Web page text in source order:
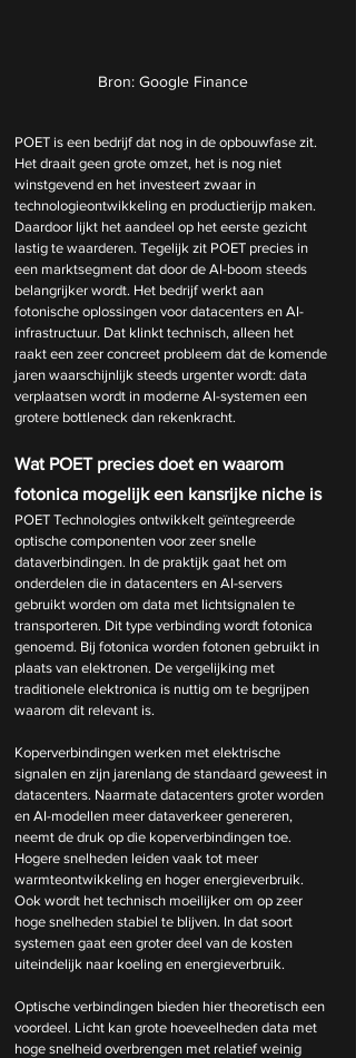
Bron: Google Finance
POET is een bedrijf dat nog in de opbouwfase zit.
Het draait geen grote omzet, het is nog niet
winstgevend en het investeert zwaar in
technologieontwikkeling en productierijp maken.
Daardoor lijkt het aandeel op het eerste gezicht
lastig te waarderen. Tegelijk zit POET precies in
een marktsegment dat door de AI-boom steeds
belangrijker wordt. Het bedrijf werkt aan
fotonische oplossingen voor datacenters en AI-
infrastructuur. Dat klinkt technisch, alleen het
raakt een zeer concreet probleem dat de komende
jaren waarschijnlijk steeds urgenter wordt: data
verplaatsen wordt in moderne AI-systemen een
grotere bottleneck dan rekenkracht.
Wat POET precies doet en waarom
fotonica mogelijk een kansrijke niche is
POET Technologies ontwikkelt geïntegreerde
optische componenten voor zeer snelle
dataverbindingen. In de praktijk gaat het om
onderdelen die in datacenters en AI-servers
gebruikt worden om data met lichtsignalen te
transporteren. Dit type verbinding wordt fotonica
genoemd. Bij fotonica worden fotonen gebruikt in
plaats van elektronen. De vergelijking met
traditionele elektronica is nuttig om te begrijpen
waarom dit relevant is.
Koperverbindingen werken met elektrische
signalen en zijn jarenlang de standaard geweest in
datacenters. Naarmate datacenters groter worden
en AI-modellen meer dataverkeer genereren,
neemt de druk op die koperverbindingen toe.
Hogere snelheden leiden vaak tot meer
warmteontwikkeling en hoger energieverbruik.
Ook wordt het technisch moeilijker om op zeer
hoge snelheden stabiel te blijven. In dat soort
systemen gaat een groter deel van de kosten
uiteindelijk naar koeling en energieverbruik.
Optische verbindingen bieden hier theoretisch een
voordeel. Licht kan grote hoeveelheden data met
hoge snelheid overbrengen met relatief weinig